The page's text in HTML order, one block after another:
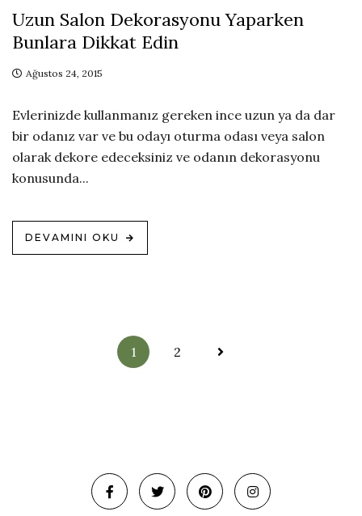
Uzun Salon Dekorasyonu Yaparken
Bunlara Dikkat Edin
Ağustos 24, 2015
Evlerinizde kullanmanız gereken ince uzun ya da dar
bir odanız var ve bu odayı oturma odası veya salon
olarak dekore edeceksiniz ve odanın dekorasyonu
konusunda...
DEVAMINI OKU
Yazı
1 2